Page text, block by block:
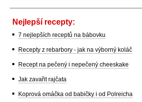
Nejlepší recepty:
7 nejlepších receptů na bábovku
Recepty z rebarbory - jak na výborný koláč
Recept na pečený i nepečený cheeskake
Jak zavařit rajčata
Koprová omáčka od babičky i od Polreicha